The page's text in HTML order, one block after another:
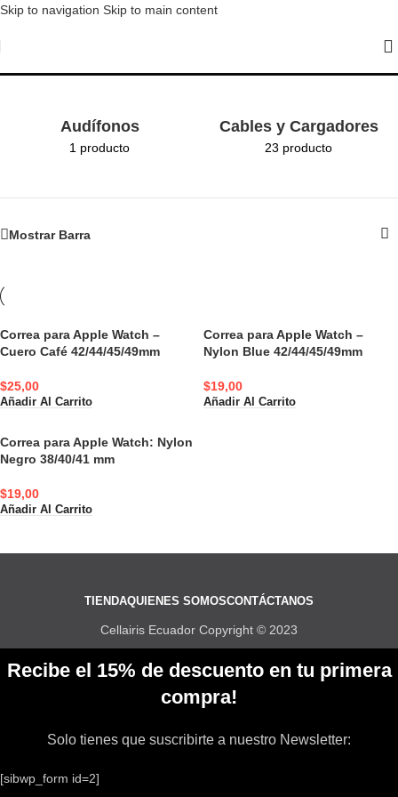
Skip to navigation Skip to main content
Audífonos
1 producto
Cables y Cargadores
23 producto
Mostrar Barra
Correa para Apple Watch –
Cuero Café 42/44/45/49mm
$25,00
Añadir Al Carrito
Correa para Apple Watch –
Nylon Blue 42/44/45/49mm
$19,00
Añadir Al Carrito
Correa para Apple Watch: Nylon
Negro 38/40/41 mm
$19,00
Añadir Al Carrito
TIENDAQUIENES SOMOSCONTÁCTANOS
Cellairis Ecuador Copyright © 2023
Recibe el 15% de descuento en tu primera
compra!
Solo tienes que suscribirte a nuestro Newsletter:
[sibwp_form id=2]